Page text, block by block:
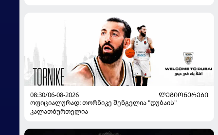
08:30/06-08-2026
ᲚᲔᲒᲘᲝᲜᲔᲠᲔᲑᲘ
ოფიციალურად: თორნიკე შენგელია "დუბაის"
კალათბურთელია